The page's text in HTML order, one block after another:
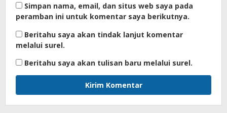
Simpan nama, email, dan situs web saya pada
peramban ini untuk komentar saya berikutnya.
Beritahu saya akan tindak lanjut komentar
melalui surel.
Beritahu saya akan tulisan baru melalui surel.